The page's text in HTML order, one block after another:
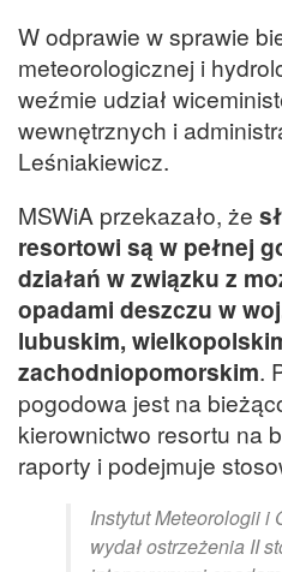
W odprawie w sprawie
meteorologicznej i
weźmie udział
wewnętrznych i
Leśniakiewicz.
MSWiA przekazało, że
resortowi są w pełnej
działań w związku z
opadami deszczu w
lubuskim,
zachodniopomorskim.
pogodowa jest na
kierownictwo resortu na
raporty i podejmuje
Instytut Meteorologii i
wydał ostrzeżenia II